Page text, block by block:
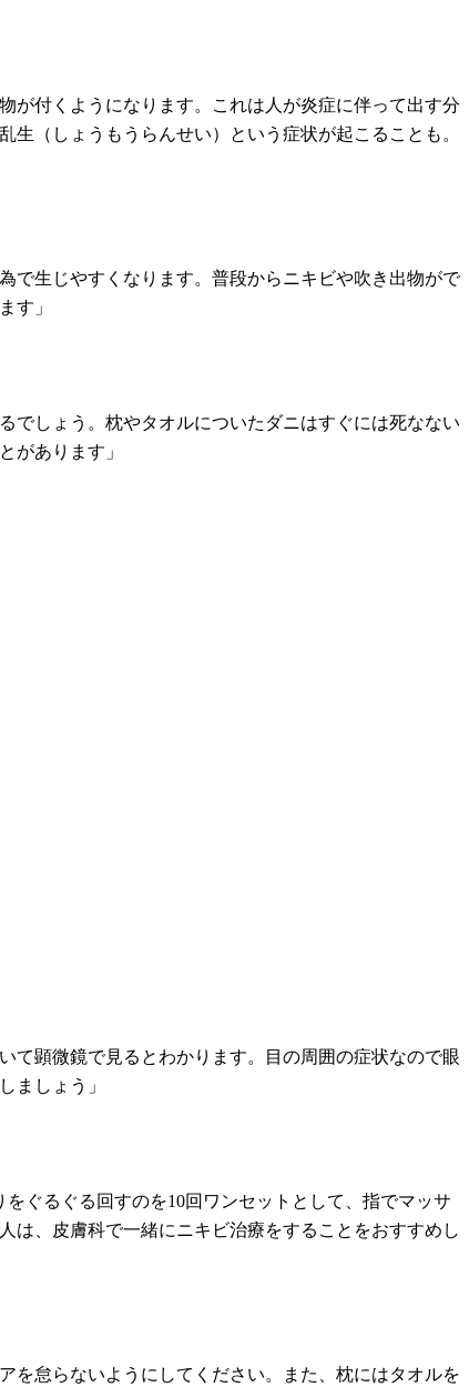
が付くようになります。これは人が炎症に伴って出す分
（しょうもうらんせい）という症状が起こることも。
で生じやすくなります。普段からニキビや吹き出物がで
す」
でしょう。枕やタオルについたダニはすぐには死なない
があります」
て顕微鏡で見るとわかります。目の周囲の症状なので眼
ましょう」
ぐるぐる回すのを10回ワンセットとして、指でマッサ
は、皮膚科で一緒にニキビ治療をすることをおすすめし
を怠らないようにしてください。また、枕にはタオルを